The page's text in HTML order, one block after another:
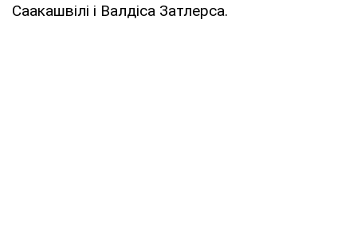
Саакашвілі і Валдіса Затлерса.